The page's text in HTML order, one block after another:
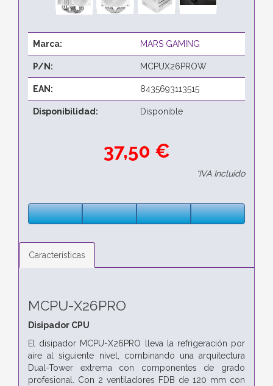
Marca: MARS GAMING
P/N: MCPUX26PROW
EAN: 8435693113515
Disponibilidad: Disponible
37,50 €
*IVA Incluido
Características
MCPU-X26PRO
Disipador CPU
El disipador MCPU-X26PRO lleva la refrigeración por
aire al siguiente nivel, combinando una arquitectura
Dual-Tower extrema con componentes de grado
profesional. Con 2 ventiladores FDB de 120 mm con